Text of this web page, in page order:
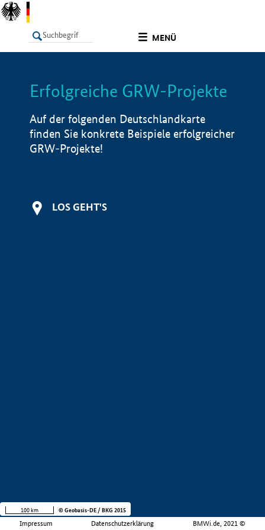
MENÜ
LISTE Info
Erfolgreiche GRW-Projekte
Auf der folgenden Deutschlandkarte
finden Sie konkrete Beispiele erfolgreicher
GRW-Projekte!
LOS GEHT'S
Impressum Datenschutzerklärung BMWi.de, 2021 ©
100 km © Geobasis-DE / BKG 2015